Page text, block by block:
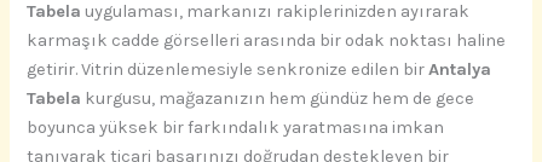
Tabela uygulaması, markanızı rakiplerinizden ayırarak
karmaşık cadde görselleri arasında bir odak noktası haline
getirir. Vitrin düzenlemesiyle senkronize edilen birAntalya
Tabela kurgusu, mağazanızın hem gündüz hem de gece
boyunca yüksek bir farkındalık yaratmasına imkan
tanıyarak ticari başarınızı doğrudan destekleyen bir